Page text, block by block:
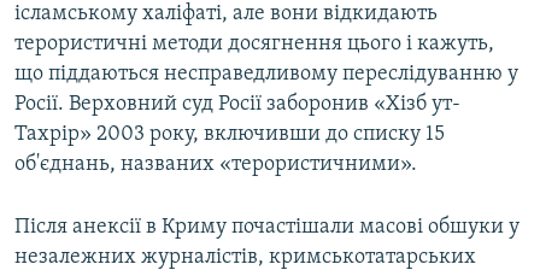
ісламському халіфаті, але вони відкидають
терористичні методи досягнення цього і кажуть,
що піддаються несправедливому переслідуванню у
Росії. Верховний суд Росії заборонив «Хізб ут-
Тахрір» 2003 року, включивши до списку 15
об'єднань, названих «терористичними».
Після анексії в Криму почастішали масові обшуки у
незалежних журналістів, кримськотатарських